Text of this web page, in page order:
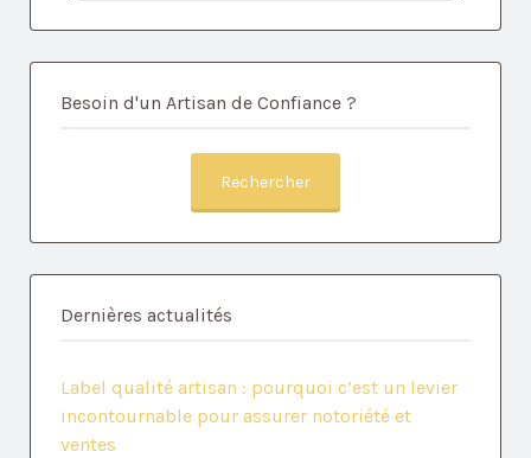
Besoin d'un Artisan de Confiance ?
Rechercher
Dernières actualités
Label qualité artisan : pourquoi c’est un levier
incontournable pour assurer notoriété et
ventes